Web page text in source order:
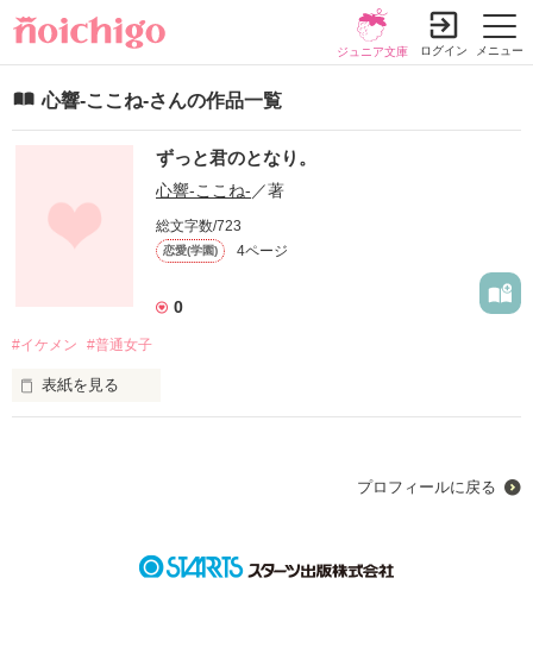
メニュー
ジュニア文庫 ログイン
心響‐ここね‐さんの作品一覧
ずっと君のとなり。
心響‐ここね‐ ／著
総文字数/723
恋愛(学園) 4ページ
0
#イケメン #普通女子
表紙を見る
作品を読む
プロフィールに戻る